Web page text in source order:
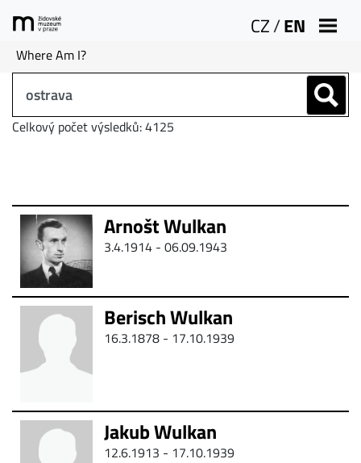
CZ/EN
Where Am I?
Celkový počet výsledků: 4125
Arnošt Wulkan
3.4.1914 - 06.09.1943
Berisch Wulkan
16.3.1878 - 17.10.1939
Jakub Wulkan
12.6.1913 - 17.10.1939